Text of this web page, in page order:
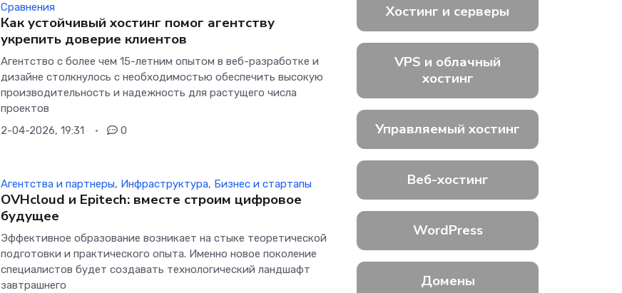
Сравнения
Как устойчивый хостинг помог агентству
укрепить доверие клиентов
Агентство с более чем 15-летним опытом в веб-разработке и
дизайне столкнулось с необходимостью обеспечить высокую
производительность и надежность для растущего числа
проектов
2-04-2026, 19:31
0
Агентства и партнеры, Инфраструктура, Бизнес и стартапы
OVHcloud и Epitech: вместе строим цифровое
будущее
Эффективное образование возникает на стыке теоретической
подготовки и практического опыта. Именно новое поколение
специалистов будет создавать технологический ландшафт
завтрашнего
Хостинг и серверы
VPS и облачный
хостинг
Управляемый хостинг
Веб-хостинг
WordPress
Домены